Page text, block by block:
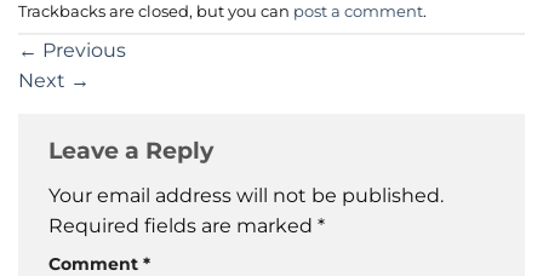
Trackbacks are closed, but you can post a comment.
← Previous
Next →
Leave a Reply
Your email address will not be published.
Required fields are marked *
Comment *